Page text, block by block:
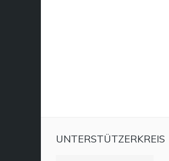
UNTERSTÜTZERKREIS